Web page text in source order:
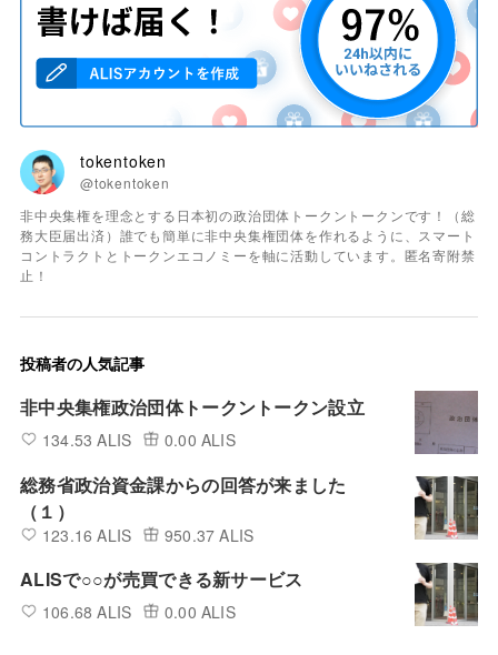
tokentoken
@tokentoken
非中央集権を理念とする日本初の政治団体トークントークンです！（総
務大臣届出済）誰でも簡単に非中央集権団体を作れるように、スマート
コントラクトとトークンエコノミーを軸に活動しています。匿名寄附禁
止！
投稿者の人気記事
非中央集権政治団体トークントークン設立
134.53 ALIS 0.00 ALIS
総務省政治資金課からの回答が来ました
（１）
123.16 ALIS 950.37 ALIS
ALISで○○が売買できる新サービス
106.68 ALIS 0.00 ALIS